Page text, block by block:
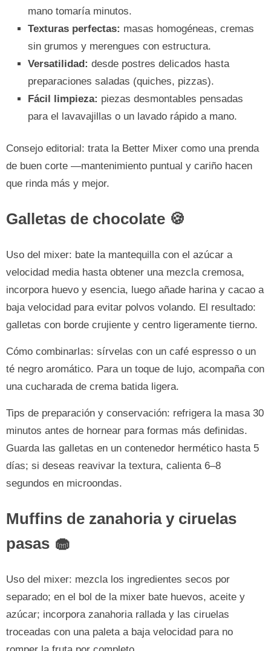
mano tomaría minutos.
Texturas perfectas: masas homogéneas, cremas
sin grumos y merengues con estructura.
Versatilidad: desde postres delicados hasta
preparaciones saladas (quiches, pizzas).
Fácil limpieza: piezas desmontables pensadas
para el lavavajillas o un lavado rápido a mano.
Consejo editorial: trata la Better Mixer como una prenda
de buen corte —mantenimiento puntual y cariño hacen
que rinda más y mejor.
Galletas de chocolate 🍪
Uso del mixer: bate la mantequilla con el azúcar a
velocidad media hasta obtener una mezcla cremosa,
incorpora huevo y esencia, luego añade harina y cacao a
baja velocidad para evitar polvos volando. El resultado:
galletas con borde crujiente y centro ligeramente tierno.
Cómo combinarlas: sírvelas con un café espresso o un
té negro aromático. Para un toque de lujo, acompaña con
una cucharada de crema batida ligera.
Tips de preparación y conservación: refrigera la masa 30
minutos antes de hornear para formas más definidas.
Guarda las galletas en un contenedor hermético hasta 5
días; si deseas reavivar la textura, calienta 6–8
segundos en microondas.
Muffins de zanahoria y ciruelas
pasas 🧁
Uso del mixer: mezcla los ingredientes secos por
separado; en el bol de la mixer bate huevos, aceite y
azúcar; incorpora zanahoria rallada y las ciruelas
troceadas con una paleta a baja velocidad para no